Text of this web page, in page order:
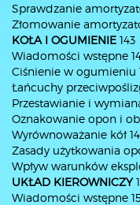
Sprawdzanie
Złomowanie
KOŁA I OGUMIENIE 143
Wiadomości wstępne
Ciśnienie w ogumieniu
Łańcuchy
Przestawianie i
Oznakowanie opon i
Wyrównoważanie kół
Zasady użytkowania
Wpływ warunków
UKŁAD KIEROWNICZY
Wiadomości wstępne